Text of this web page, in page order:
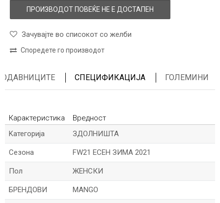
ПРОИЗВОДОТ ПОВЕЌЕ НЕ Е ДОСТАПЕН
Зачувајте во списокот со желби
Споредете го производот
СПЕЦИФИКАЦИЈА ГОЛЕМИНИ
Карактеристика
Вредност
Kатегорија
ЗДОЛНИШТА
Сезона FW21 ЕСЕН ЗИМА 2021
Пол ЖЕНСКИ
БРЕНДОВИ MANGO